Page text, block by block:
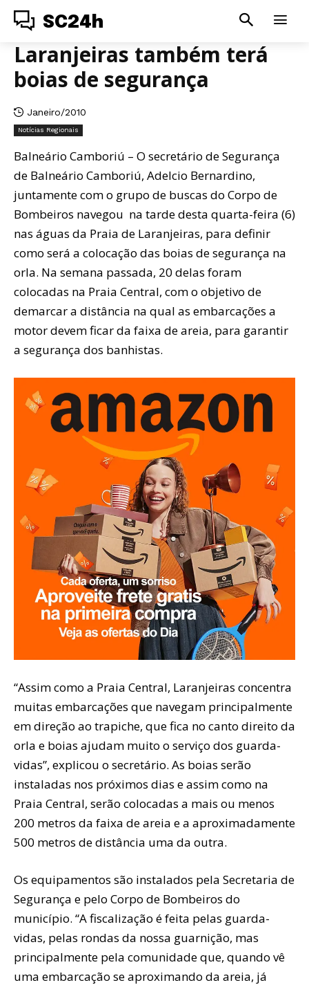
SC24h
Laranjeiras também terá
boias de segurança
Janeiro/2010
Notícias Regionais
Balneário Camboriú – O secretário de Segurança
de Balneário Camboriú, Adelcio Bernardino,
juntamente com o grupo de buscas do Corpo de
Bombeiros navegou na tarde desta quarta-feira (6)
nas águas da Praia de Laranjeiras, para definir
como será a colocação das boias de segurança na
orla. Na semana passada, 20 delas foram
colocadas na Praia Central, com o objetivo de
demarcar a distância na qual as embarcações a
motor devem ficar da faixa de areia, para garantir
a segurança dos banhistas.
“Assim como a Praia Central, Laranjeiras concentra
muitas embarcações que navegam principalmente
em direção ao trapiche, que fica no canto direito da
orla e boias ajudam muito o serviço dos guarda-
vidas”, explicou o secretário. As boias serão
instaladas nos próximos dias e assim como na
Praia Central, serão colocadas a mais ou menos
200 metros da faixa de areia e a aproximadamente
500 metros de distância uma da outra.
Os equipamentos são instalados pela Secretaria de
Segurança e pelo Corpo de Bombeiros do
município. “A fiscalização é feita pelas guarda-
vidas, pelas rondas da nossa guarnição, mas
principalmente pela comunidade que, quando vê
uma embarcação se aproximando da areia, já